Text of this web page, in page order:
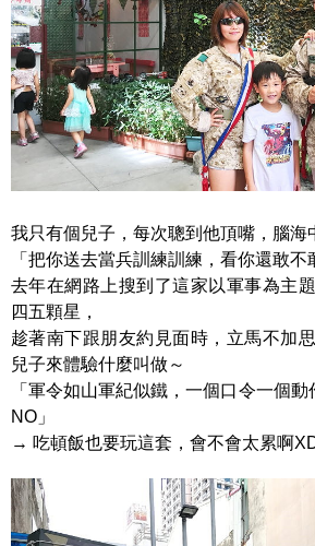
我只有個兒子，每次聰到他頂嘴，腦海
「把你送去當兵訓練訓練，看你還敢不
去年在網路上搜到了這家以軍事為主
四五顆星，
趁著南下跟朋友約見面時，立馬不加
兒子來體驗什麼叫做～
「軍令如山軍紀似鐵，一個口令一個
NO」
→ 吃頓飯也要玩這套，會不會太累啊